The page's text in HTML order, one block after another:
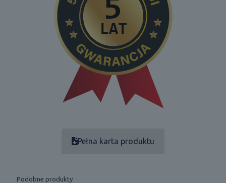
Pełna karta produktu
Podobne produkty